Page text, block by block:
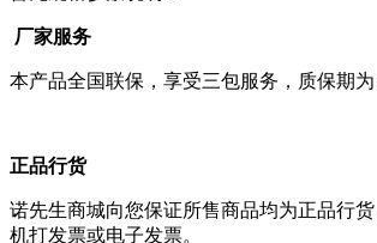
厂家服务
本产品全国联保，享受三包服务，质保期
正品行货
诺先生商城向您保证所售商品均为正品行
机打发票或电子发票。